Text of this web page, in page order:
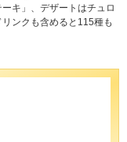
キ」、デザートはチュロ
ンクも含めると115種も